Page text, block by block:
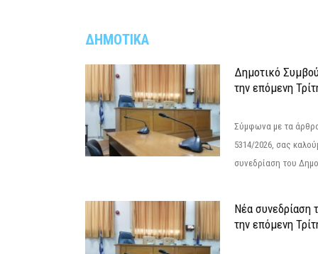
ΔΗΜΟΤΙΚΑ
Δημοτικό
την επόμενη
Σύμφωνα με τα
5314/2026, σας
συνεδρίαση του
Νέα συνεδρίαση
την επόμενη